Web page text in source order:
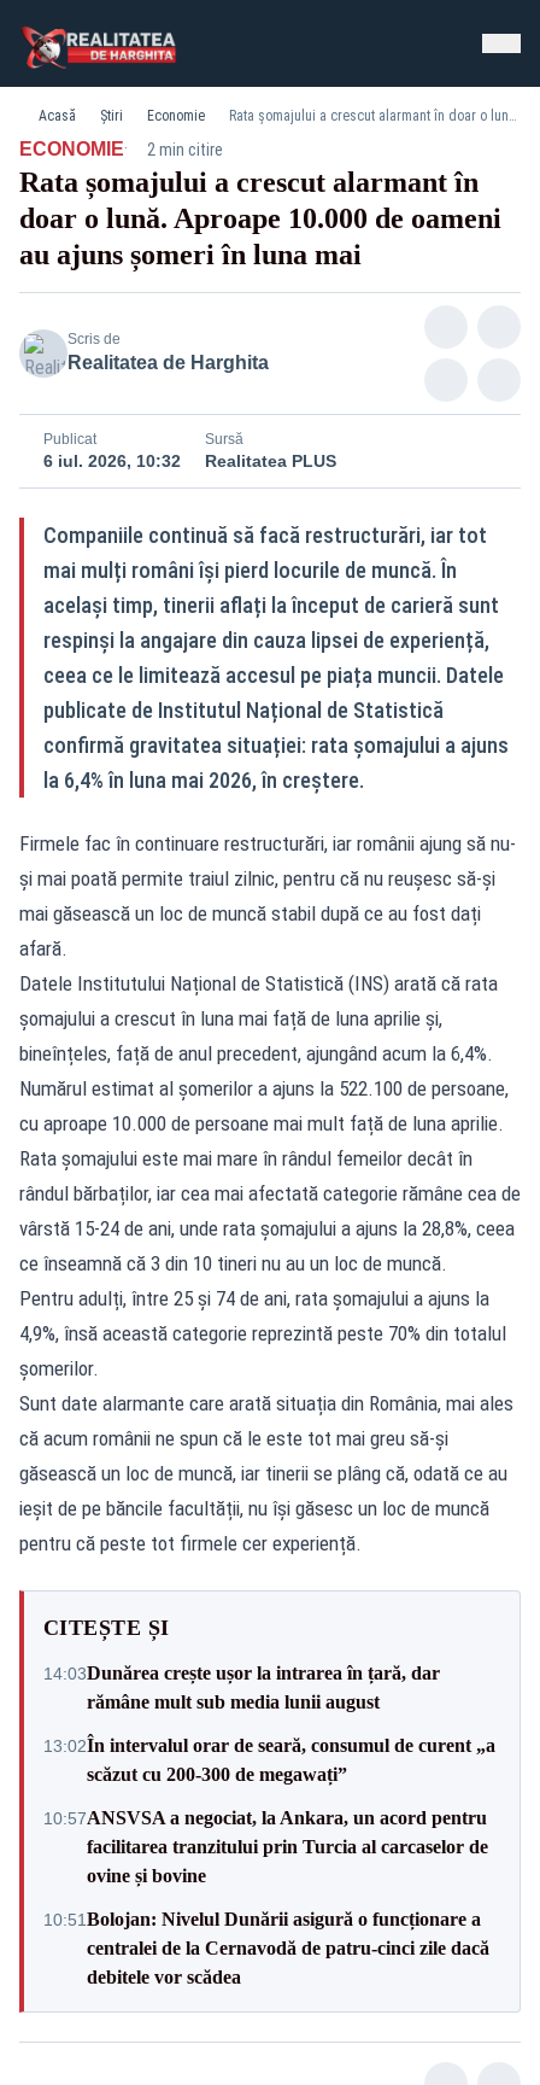
Acasă Știri Economie Rata șomajului a crescut alarmant în doar o lună. Aproape 10.000 de oameni au ajuns șomeri în luna mai
ECONOMIE· 2 min citire
Rata șomajului a crescut alarmant în
doar o lună. Aproape 10.000 de oameni
au ajuns șomeri în luna mai
Scris de
Realitatea de Harghita
Publicat
6 iul. 2026, 10:32
Sursă
Realitatea PLUS
Companiile continuă să facă restructurări, iar tot
mai mulți români își pierd locurile de muncă. În
același timp, tinerii aflați la început de carieră sunt
respinși la angajare din cauza lipsei de experiență,
ceea ce le limitează accesul pe piața muncii. Datele
publicate de Institutul Național de Statistică
confirmă gravitatea situației: rata șomajului a ajuns
la 6,4% în luna mai 2026, în creștere.
Firmele fac în continuare restructurări, iar românii ajung să nu-
și mai poată permite traiul zilnic, pentru că nu reușesc să-și
mai găsească un loc de muncă stabil după ce au fost dați
afară.
Datele Institutului Național de Statistică (INS) arată că rata
șomajului a crescut în luna mai față de luna aprilie și,
bineînțeles, față de anul precedent, ajungând acum la 6,4%.
Numărul estimat al șomerilor a ajuns la 522.100 de persoane,
cu aproape 10.000 de persoane mai mult față de luna aprilie.
Rata șomajului este mai mare în rândul femeilor decât în
rândul bărbaților, iar cea mai afectată categorie rămâne cea de
vârstă 15-24 de ani, unde rata șomajului a ajuns la 28,8%, ceea
ce înseamnă că 3 din 10 tineri nu au un loc de muncă.
Pentru adulți, între 25 și 74 de ani, rata șomajului a ajuns la
4,9%, însă această categorie reprezintă peste 70% din totalul
șomerilor.
Sunt date alarmante care arată situația din România, mai ales
că acum românii ne spun că le este tot mai greu să-și
găsească un loc de muncă, iar tinerii se plâng că, odată ce au
ieșit de pe băncile facultății, nu își găsesc un loc de muncă
pentru că peste tot firmele cer experiență.
CITEȘTE ȘI
14:03Dunărea crește ușor la intrarea în țară, dar
rămâne mult sub media lunii august
13:02În intervalul orar de seară, consumul de curent „a
scăzut cu 200-300 de megawați”
10:57ANSVSA a negociat, la Ankara, un acord pentru
facilitarea tranzitului prin Turcia al carcaselor de
ovine și bovine
10:51Bolojan: Nivelul Dunării asigură o funcționare a
centralei de la Cernavodă de patru-cinci zile dacă
debitele vor scădea